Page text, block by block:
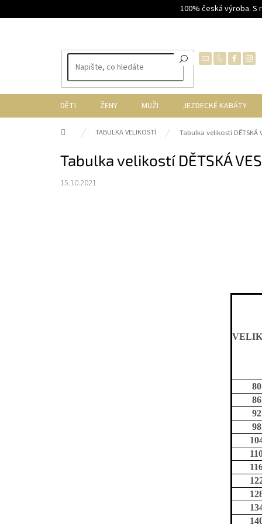
na
100% česká výroba.
DĚTI ŽENY MUŽI JEZDECKÉ KABÁTY
Domů TABULKA VELIKOSTÍ Tabulka velikostí DĚTSKÁ
Tabulka velikostí DĚTSKÁ
15.10.2021
80
86
92
98